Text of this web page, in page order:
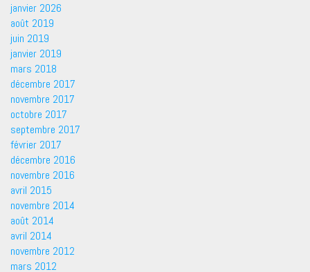
janvier 2026
août 2019
juin 2019
janvier 2019
mars 2018
décembre 2017
novembre 2017
octobre 2017
septembre 2017
février 2017
décembre 2016
novembre 2016
avril 2015
novembre 2014
août 2014
avril 2014
novembre 2012
mars 2012